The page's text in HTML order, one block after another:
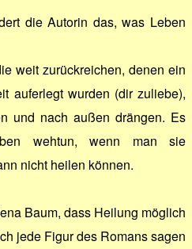
die Autorin das, was Leben
weit zurückreichen, denen ein
auferlegt wurden (dir zuliebe),
und nach außen drängen. Es
wehtun, wenn man sie
nicht heilen können.
Baum, dass Heilung möglich
jede Figur des Romans sagen